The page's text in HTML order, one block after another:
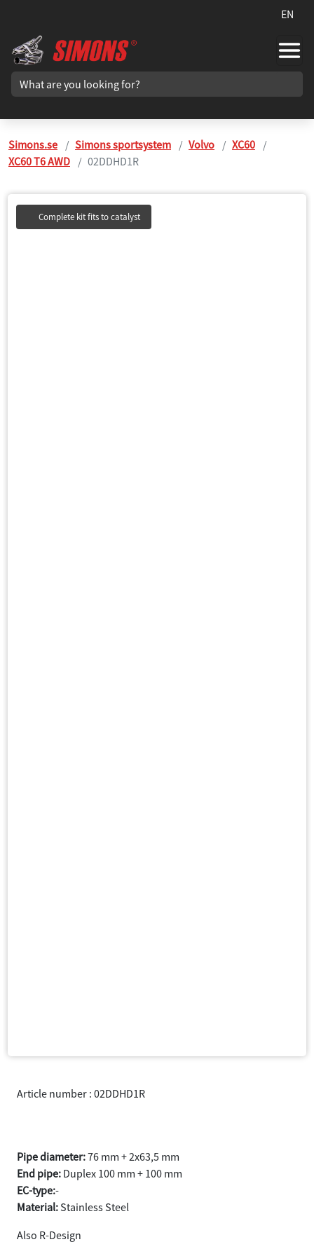
Samtycke
EN
Simons.se Simons sportsystem Volvo
XC60
XC60 T6 AWD
02DDHD1R
Complete kit fits to catalyst
Article number : 02DDHD1R
Pipe diameter:76 mm + 2x63,5 mm
End pipe: Duplex 100 mm + 100 mm
EC-type:-
Material: Stainless Steel
Also R-Design